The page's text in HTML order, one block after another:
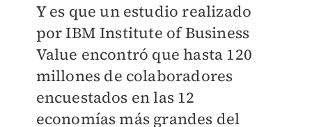
Y es que un estudio realizado
por IBM Institute of Business
Value encontró que hasta 120
millones de colaboradores
encuestados en las 12
economías más grandes del